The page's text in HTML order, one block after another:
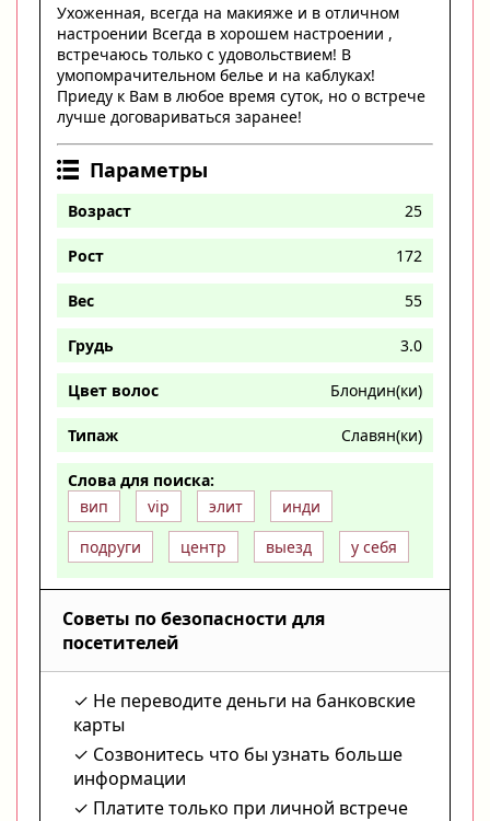
Ухоженная, всегда на макияже и в отличном
настроении Всегда в хорошем настроении ,
встречаюсь только с удовольствием! В
умопомрачительном белье и на каблуках!
Приеду к Вам в любое время суток, но о встрече
лучше договариваться заранее!
Параметры
Возраст 25
Рост 172
Вес 55
Грудь 3.0
Цвет волос Блондин(ки)
Типаж Славян(ки)
Слова для поиска:
вип
vip элит
инди
подруги
центр выезд у себя
Советы по безопасности для
посетителей
Не переводите деньги на банковские
карты
Созвонитесь что бы узнать больше
информации
Платите только при личной встрече